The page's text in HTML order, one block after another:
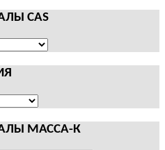
CAS
МАССА-К